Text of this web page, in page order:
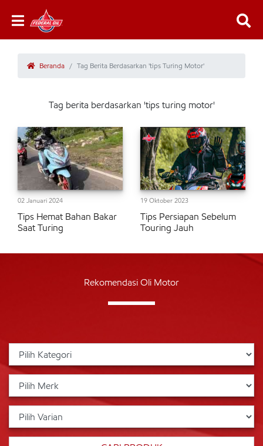
Beranda Tag Berita Berdasarkan 'tips Turing Motor'
Tag berita berdasarkan 'tips turing motor'
02 Januari 2024
Tips Hemat Bahan Bakar
Saat Turing
19 Oktober 2023
Tips Persiapan Sebelum
Touring Jauh
Rekomendasi Oli Motor